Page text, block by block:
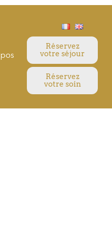
Réservez
votre séjour
Réservez
votre soin